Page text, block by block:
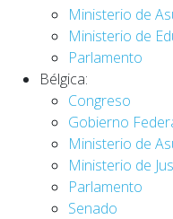
Ministerio de
Ministerio de
Parlamento
Bélgica:
Congreso
Gobierno
Ministerio de
Ministerio de
Parlamento
Senado